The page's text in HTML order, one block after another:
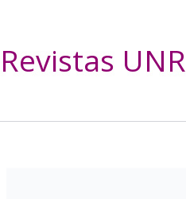
contenido
Revistas UNR